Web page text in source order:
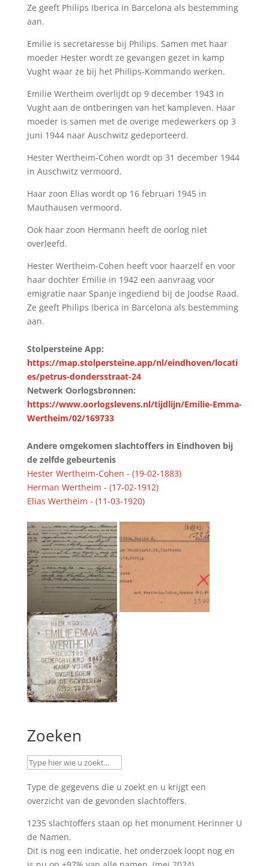
Ze geeft Philips Iberica in Barcelona als bestemming
aan.
Emilie is secretaresse bij Philips. Samen met haar
moeder Hester wordt ze gevangen gezet in kamp
Vught waar ze bij het Philips-Kommando werken.
Emilie Wertheim overlijdt op 9 december 1943 in
Vught aan de ontberingen van het kampleven. Haar
moeder is samen met de overige medewerkers op 3
juni 1944 naar Auschwitz gedeporteerd.
Hester Wertheim-Cohen wordt op 31 december 1944
in Auschwitz vermoord.
Haar zoon Elias wordt op 16 februari 1945 in
Mauthausen vermoord.
Ook haar zoon Hermann heeft de oorlog niet
overleefd.
Hester Wertheim-Cohen heeft voor haarzelf en voor
haar dochter Emilie in 1942 een aanvraag voor
emigratie naar Spanje ingediend bij de Joodse Raad.
Ze geeft Philips Iberica in Barcelona als bestemming
aan.
Stolpersteine App:
https://map.stolpersteine.app/nl/eindhoven/locati
es/petrus-dondersstraat-24
Netwerk Oorlogsbronnen:
https://www.oorlogslevens.nl/tijdlijn/Emilie-Emma-
Wertheim/02/169733
Andere omgekomen slachtoffers in Eindhoven bij
de zelfde gebeurtenis
Hester Wertheim-Cohen - (19-02-1883)
Herman Wertheim - (17-02-1912)
Elias Wertheim - (11-03-1920)
Zoeken
Type de gegevens die u zoekt en u krijgt een
overzicht van de gevonden slachtoffers.
1235 slachtoffers staan op het monument Herinner U
de Namen.
Dit is nog een indicatie, het onderzoek loopt nog en